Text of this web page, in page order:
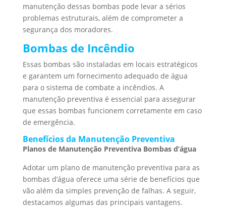
manutenção dessas bombas pode levar a sérios
problemas estruturais, além de comprometer a
segurança dos moradores.
Bombas de Incêndio
Essas bombas são instaladas em locais estratégicos
e garantem um fornecimento adequado de água
para o sistema de combate a incêndios. A
manutenção preventiva é essencial para assegurar
que essas bombas funcionem corretamente em caso
de emergência.
Benefícios da Manutenção Preventiva
Planos de Manutenção Preventiva Bombas d’água
Adotar um plano de manutenção preventiva para as
bombas d’água oferece uma série de benefícios que
vão além da simples prevenção de falhas. A seguir,
destacamos algumas das principais vantagens.